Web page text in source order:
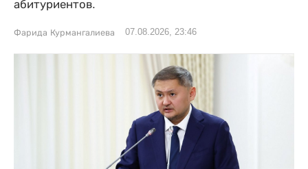
абитуриентов.
Фарида Курмангалиева 07.08.2026, 23:46